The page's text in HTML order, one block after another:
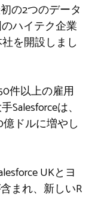
の2つのデータ
ハイテク企業
を開設しまし
件以上の雇用
は、
ドルに増やし
UKとヨ
まれ、新しいR